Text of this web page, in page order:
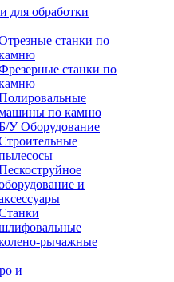
для обработки
станки по
станки по
по камню
У Оборудование
и
рычажные
и